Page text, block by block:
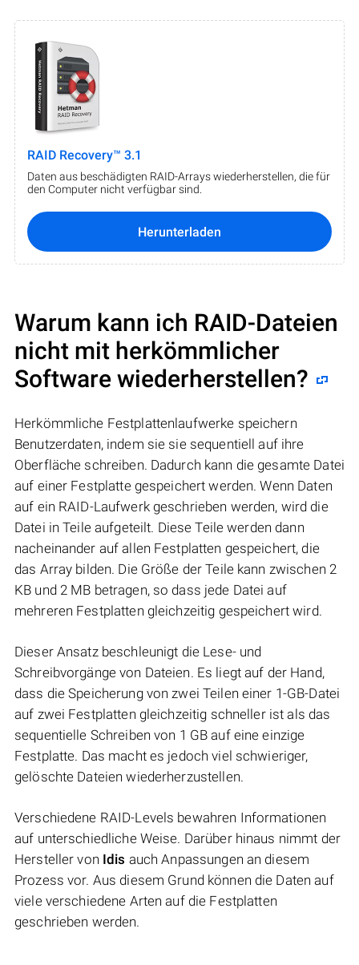
RAID Recovery™ 3.1
Daten aus beschädigten RAID-Arrays wiederherstellen, die für
den Computer nicht verfügbar sind.
Herunterladen
Warum kann ich RAID-Dateien
nicht mit herkömmlicher
Software wiederherstellen?
Herkömmliche Festplattenlaufwerke speichern
Benutzerdaten, indem sie sie sequentiell auf ihre
Oberfläche schreiben. Dadurch kann die gesamte Datei
auf einer Festplatte gespeichert werden. Wenn Daten
auf ein RAID-Laufwerk geschrieben werden, wird die
Datei in Teile aufgeteilt. Diese Teile werden dann
nacheinander auf allen Festplatten gespeichert, die
das Array bilden. Die Größe der Teile kann zwischen 2
KB und 2 MB betragen, so dass jede Datei auf
mehreren Festplatten gleichzeitig gespeichert wird.
Dieser Ansatz beschleunigt die Lese- und
Schreibvorgänge von Dateien. Es liegt auf der Hand,
dass die Speicherung von zwei Teilen einer 1-GB-Datei
auf zwei Festplatten gleichzeitig schneller ist als das
sequentielle Schreiben von 1 GB auf eine einzige
Festplatte. Das macht es jedoch viel schwieriger,
gelöschte Dateien wiederherzustellen.
Verschiedene RAID-Levels bewahren Informationen
auf unterschiedliche Weise. Darüber hinaus nimmt der
Hersteller von Idis auch Anpassungen an diesem
Prozess vor. Aus diesem Grund können die Daten auf
viele verschiedene Arten auf die Festplatten
geschrieben werden.